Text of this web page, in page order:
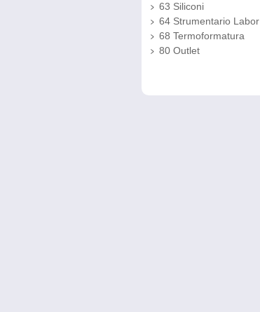
63 Siliconi
64 Strumentario Labor
68 Termoformatura
80 Outlet